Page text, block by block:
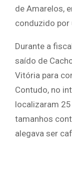
de Amarelos,
conduzido por
Durante a
saído de
Vitória para
Contudo, no
localizaram
tamanhos
alegava ser